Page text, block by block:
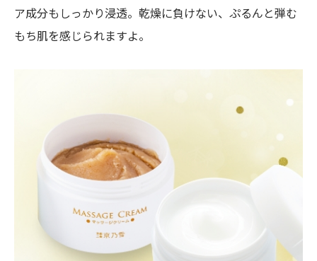
ア成分もしっかり浸透。乾燥に負けない、ぷるんと弾む
もち肌を感じられますよ。